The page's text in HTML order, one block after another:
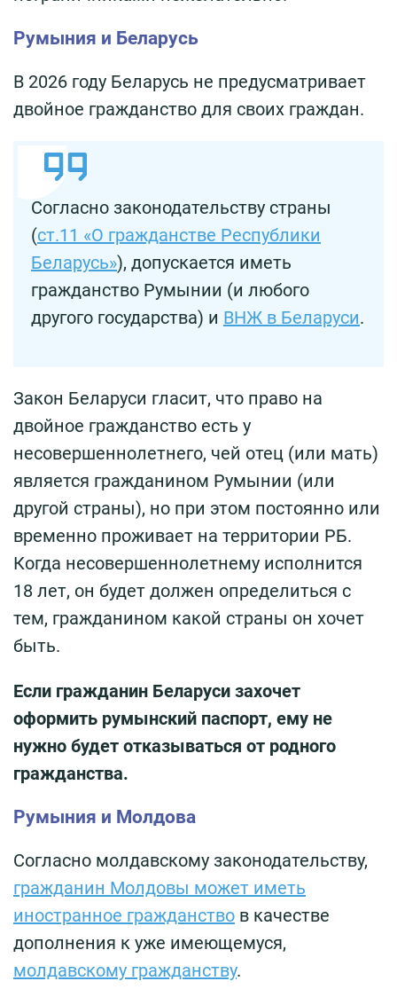
Румыния и Беларусь
В 2026 году Беларусь не предусматривает
двойное гражданство для своих граждан.
Согласно законодательству страны
(ст.11 «О гражданстве Республики
Беларусь»), допускается иметь
гражданство Румынии (и любого
другого государства) и ВНЖ в Беларуси.
Закон Беларуси гласит, что право на
двойное гражданство есть у
несовершеннолетнего, чей отец (или мать)
является гражданином Румынии (или
другой страны), но при этом постоянно или
временно проживает на территории РБ.
Когда несовершеннолетнему исполнится
18 лет, он будет должен определиться с
тем, гражданином какой страны он хочет
быть.
Если гражданин Беларуси захочет
оформить румынский паспорт, ему не
нужно будет отказываться от родного
гражданства.
Румыния и Молдова
Согласно молдавскому законодательству,
гражданин Молдовы может иметь
иностранное гражданство в качестве
дополнения к уже имеющемуся,
молдавскому гражданству.